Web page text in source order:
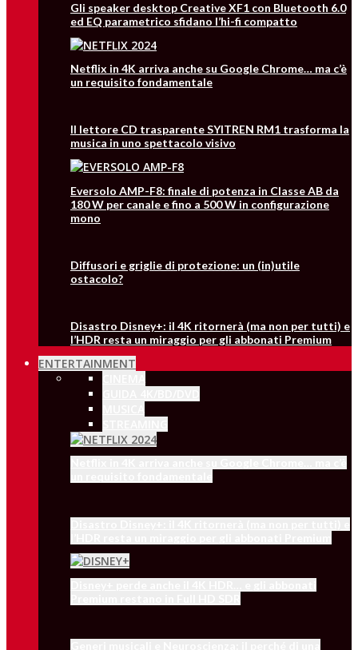
Gli speaker desktop Creative XF1 con Bluetooth 6.0
ed EQ parametrico sfidano l’hi-fi compatto
Netflix in 4K arriva anche su Google Chrome… ma c’è
un requisito fondamentale
Il lettore CD trasparente SYITREN RM1 trasforma la
musica in uno spettacolo visivo
Eversolo AMP-F8: finale di potenza in Classe AB da
180 W per canale e fino a 500 W in configurazione
mono
Diffusori e griglie di protezione: un (in)utile
ostacolo?
Disastro Disney+: il 4K ritornerà (ma non per tutti) e
l’HDR resta un miraggio per gli abbonati Premium
ENTERTAINMENT